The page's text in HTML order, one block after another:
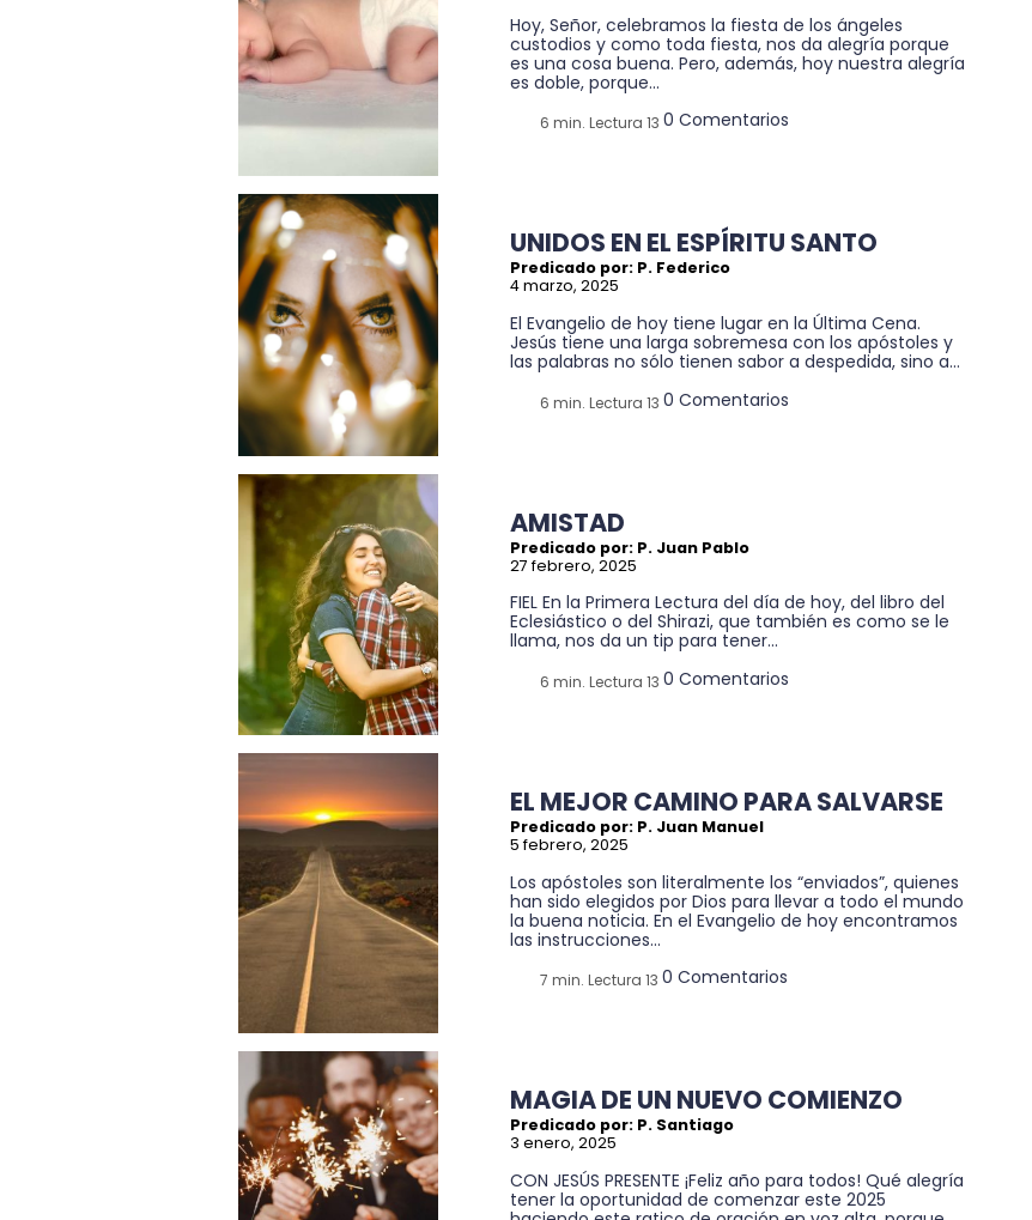
Hoy, Señor, celebramos la fiesta de los ángeles
custodios y como toda fiesta, nos da alegría porque
es una cosa buena. Pero, además, hoy nuestra alegría
es doble, porque...
6 min. Lectura 13 0 Comentarios
UNIDOS EN EL ESPÍRITU SANTO
Predicado por: P. Federico
4 marzo, 2025
El Evangelio de hoy tiene lugar en la Última Cena.
Jesús tiene una larga sobremesa con los apóstoles y
las palabras no sólo tienen sabor a despedida, sino a...
6 min. Lectura 13 0 Comentarios
AMISTAD
Predicado por: P. Juan Pablo
27 febrero, 2025
FIEL En la Primera Lectura del día de hoy, del libro del
Eclesiástico o del Shirazi, que también es como se le
llama, nos da un tip para tener...
6 min. Lectura 13 0 Comentarios
EL MEJOR CAMINO PARA SALVARSE
Predicado por: P. Juan Manuel
5 febrero, 2025
Los apóstoles son literalmente los “enviados”, quienes
han sido elegidos por Dios para llevar a todo el mundo
la buena noticia. En el Evangelio de hoy encontramos
las instrucciones...
7 min. Lectura 13 0 Comentarios
MAGIA DE UN NUEVO COMIENZO
Predicado por: P. Santiago
3 enero, 2025
CON JESÚS PRESENTE ¡Feliz año para todos! Qué alegría
tener la oportunidad de comenzar este 2025